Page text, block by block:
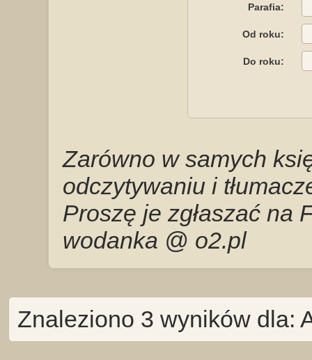
Parafia:
Od roku:
Do roku:
Zarówno w samych
odczytywaniu i
Proszę je zgłaszać na
wodanka @ o2.pl
Znaleziono 3 wyników dla: